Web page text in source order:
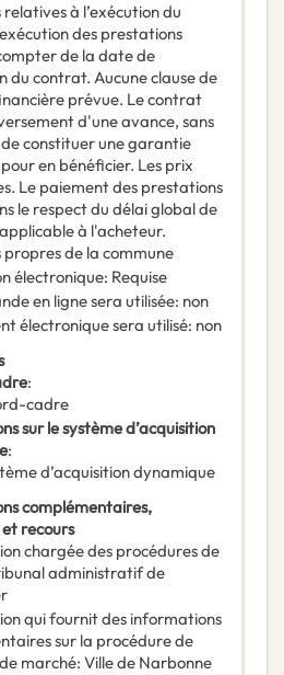
à l’exécution du
des prestations
de la date de
du contrat. Aucune clause de
prévue. Le contrat
d'une avance, sans
constituer une garantie
en bénéficier. Les prix
Le paiement des prestations
le respect du délai global de
à l'acheteur.
propres de la commune
électronique: Requise
en ligne sera utilisée: non
électronique sera utilisé: non
:
cadre
sur le système d’acquisition
:
d’acquisition dynamique
complémentaires,
recours
chargée des procédures de
administratif de
qui fournit des informations
sur la procédure de
marché: Ville de Narbonne